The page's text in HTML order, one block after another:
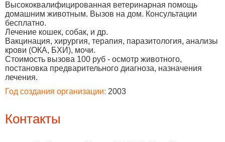
Высококвалифицированная ветеринарная помощь
домашним животным. Вызов на дом. Консультации
бесплатно.
Лечение кошек, собак, и др.
Вакцинация, хирургия, терапия, паразитология, анализы
крови (ОКА, БХИ), мочи.
Стоимость вызова 100 руб - осмотр животного,
постановка предварительного диагноза, назначения
лечения.
Год создания организации: 2003
Контакты